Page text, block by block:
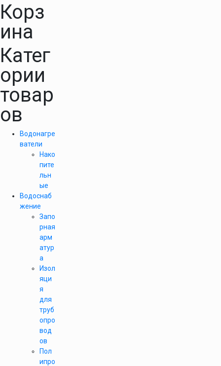
Корз
ина
Катег
ории
товар
ов
Водонагре
ватели
Нако
пите
льн
ые
Водоснаб
жение
Запо
рная
арм
атур
а
Изол
яци
я
для
труб
опро
вод
ов
Пол
ипро